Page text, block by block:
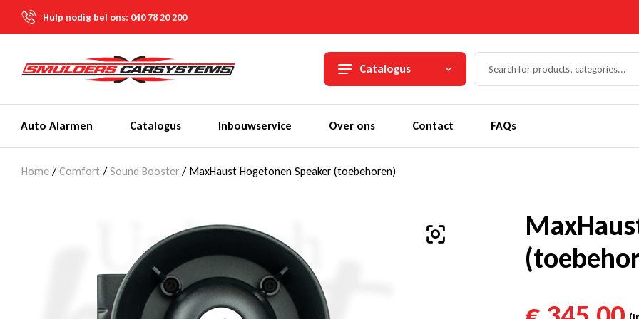
Hulp nodig bel ons: 040 78 20 200
Catalogus
Auto Alarmen Catalogus Inbouwservice Over ons Contact FAQs
Home / Comfort / Sound Booster / MaxHaust Hogetonen Speaker (toebehoren)